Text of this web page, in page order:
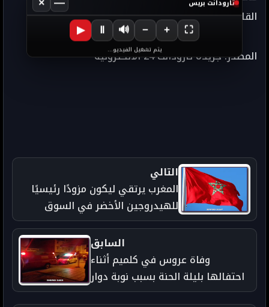
القانون المالي.
المصدر: جريدة تارودانت 24 الالكترونية
التالي
المغرب يرتقي ليكون مزودًا رئيسيًا
للهيدروجين الأخضر في السوق
الأوروبية
السابق
وفاة عروس في كلميم أثناء
احتفالها بليلة الحنة بسبب نوبة دوار
حادة
تارودانت بريس —
×
▶ Ⅱ 🔊 − + ⛶
يتم تشغيل الفيديو...